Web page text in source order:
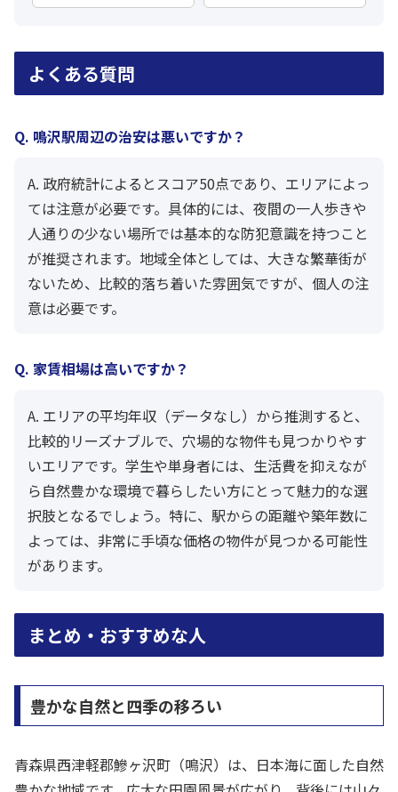
よくある質問
Q. 鳴沢駅周辺の治安は悪いですか？
A. 政府統計によるとスコア50点であり、エリアによっ
ては注意が必要です。具体的には、夜間の一人歩きや
人通りの少ない場所では基本的な防犯意識を持つこと
が推奨されます。地域全体としては、大きな繁華街が
ないため、比較的落ち着いた雰囲気ですが、個人の注
意は必要です。
Q. 家賃相場は高いですか？
A. エリアの平均年収（データなし）から推測すると、
比較的リーズナブルで、穴場的な物件も見つかりやす
いエリアです。学生や単身者には、生活費を抑えなが
ら自然豊かな環境で暮らしたい方にとって魅力的な選
択肢となるでしょう。特に、駅からの距離や築年数に
よっては、非常に手頃な価格の物件が見つかる可能性
があります。
まとめ・おすすめな人
豊かな自然と四季の移ろい
青森県西津軽郡鰺ヶ沢町（鳴沢）は、日本海に面した自然